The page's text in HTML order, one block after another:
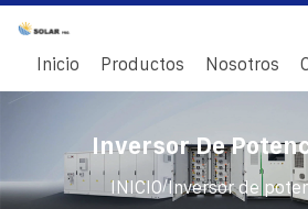
Inicio Productos Nosotros
Inversor De
INICIO/Inversor de